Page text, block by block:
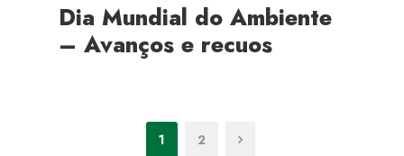
Dia Mundial do Ambiente
– Avanços e recuos
1 2